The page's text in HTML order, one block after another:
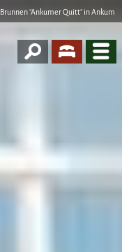
Brunnen "Ankumer Quitt" in Ankum